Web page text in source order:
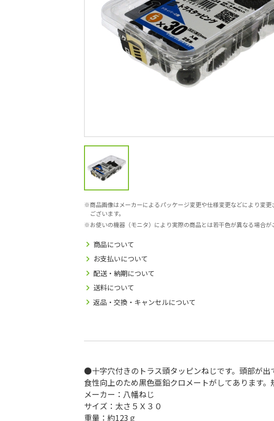
商品画像はメーカーによるパッケージ変更や仕様変更などにより変更
ございます。
お使いの機器（モニタ）により実際の商品とは若干色が異なる場合が
商品について
お支払いについて
配送・納期について
送料について
返品・交換・キャンセルについて
●十字穴付きのトラス頭タッピンねじです。頭部が
食性向上のため黒色亜鉛クロメートがしてあります。
メーカー：八幡ねじ
サイズ：太さ５Ｘ３０
重量：約123ｇ